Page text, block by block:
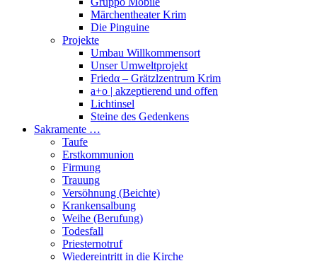
Märchentheater Krim
Die Pinguine
Projekte
Umbau Willkommensort
Unser Umweltprojekt
Friedα – Grätzlzentrum Krim
a+o | akzeptierend und offen
Lichtinsel
Steine des Gedenkens
Sakramente …
Taufe
Erstkommunion
Firmung
Trauung
Versöhnung (Beichte)
Krankensalbung
Weihe (Berufung)
Todesfall
Priesternotruf
Wiedereintritt in die Kirche